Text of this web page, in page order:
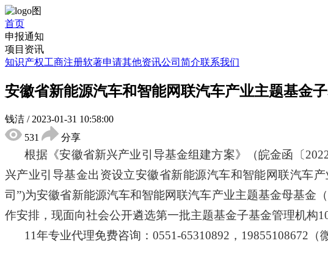
首页
申报通知
项目资讯
知识产权工商注册软著申请其他资讯公司简介联系我们
安徽省新能源汽车和智能网联汽车产业主题基金
钱洁 / 2023-01-31 10:58:00
531
分享
根据《安徽省新兴产业引导基金组建方案》（皖金函 〔
兴产业引导基金出资设立安徽省新能源汽车和智能网联汽车
司”)为安徽省新能源汽车和智能网联汽车产业主题基金母基金
作安排，现面向社会公开遴选第一批主题基金子基金管理机构
11年专业代理免费咨询：0551-65310892，19855108672（